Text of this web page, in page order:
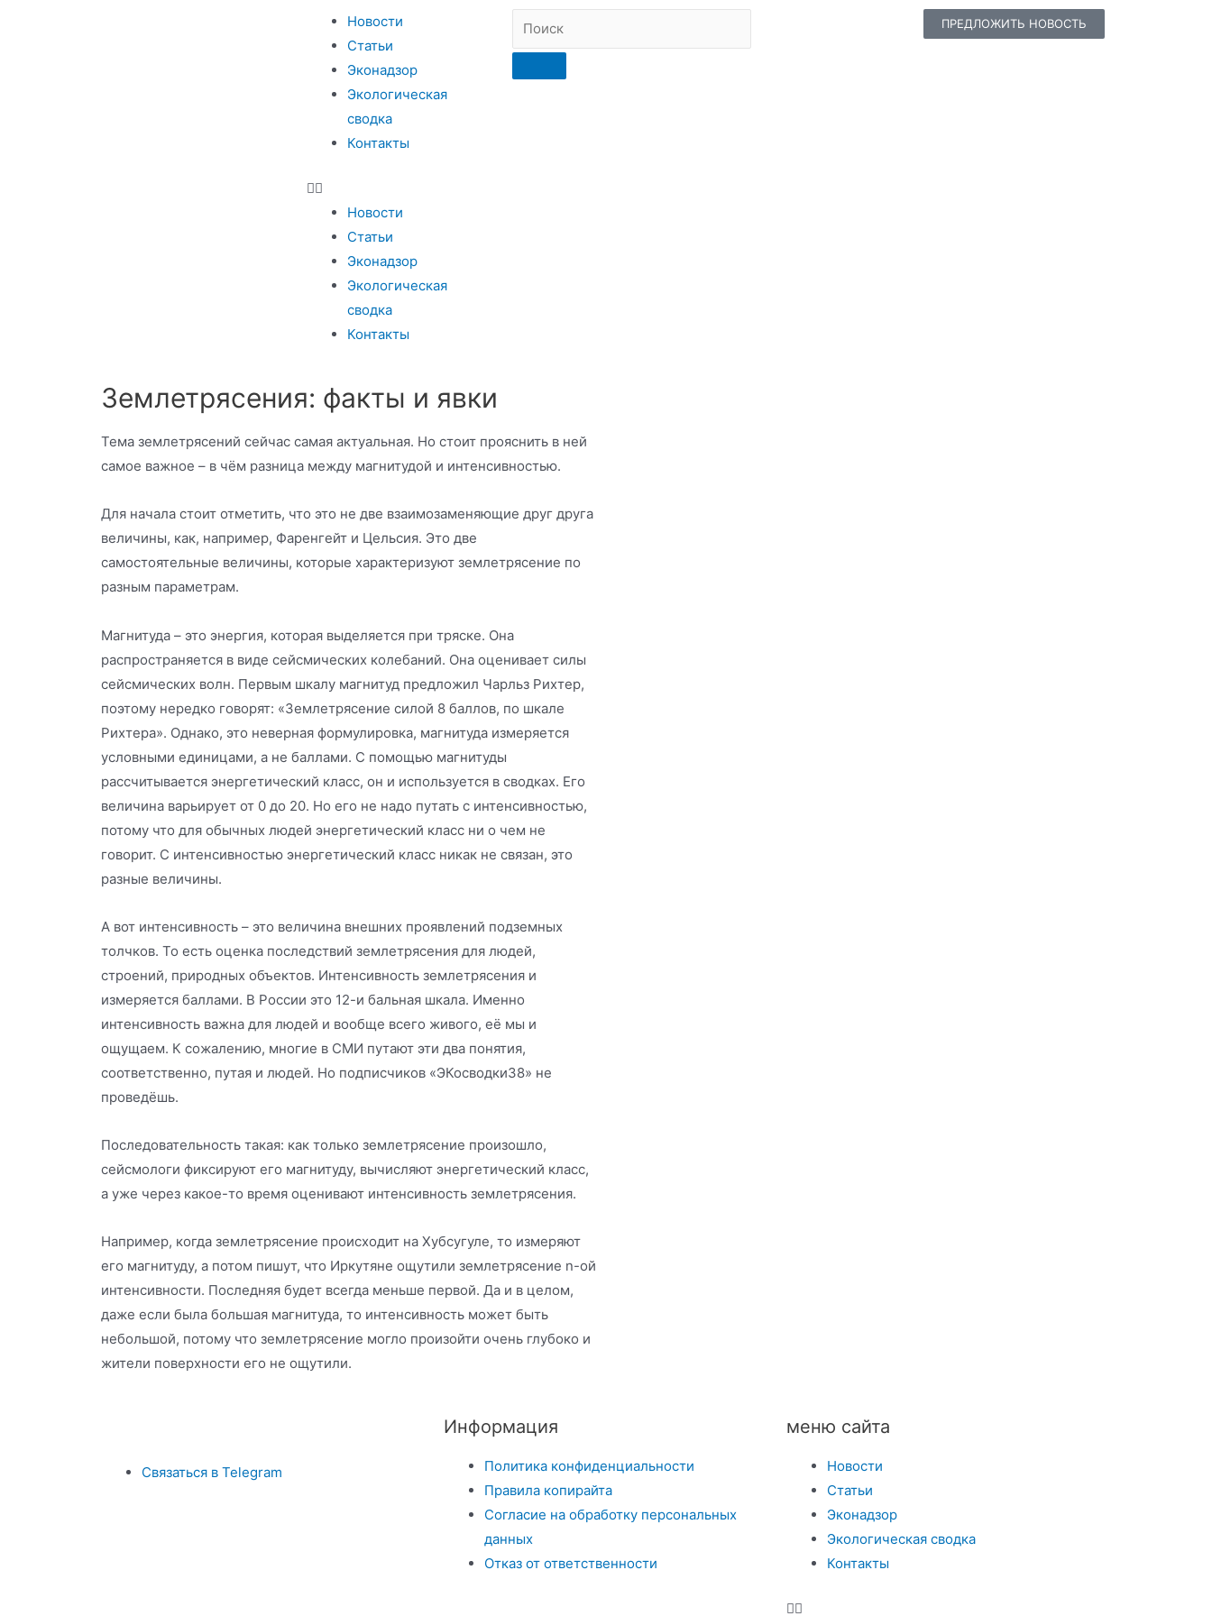
Новости
Статьи
Эконадзор
Экологическая
сводка
Контакты
Новости
Статьи
Эконадзор
Экологическая
сводка
Контакты
ПРЕДЛОЖИТЬ НОВОСТЬ
Землетрясения: факты и явки
Тема землетрясений сейчас самая актуальная. Но стоит прояснить в ней
самое важное – в чём разница между магнитудой и интенсивностью.
Для начала стоит отметить, что это не две взаимозаменяющие друг друга
величины, как, например, Фаренгейт и Цельсия. Это две
самостоятельные величины, которые характеризуют землетрясение по
разным параметрам.
Магнитуда – это энергия, которая выделяется при тряске. Она
распространяется в виде сейсмических колебаний. Она оценивает силы
сейсмических волн. Первым шкалу магнитуд предложил Чарльз Рихтер,
поэтому нередко говорят: «Землетрясение силой 8 баллов, по шкале
Рихтера». Однако, это неверная формулировка, магнитуда измеряется
условными единицами, а не баллами. С помощью магнитуды
рассчитывается энергетический класс, он и используется в сводках. Его
величина варьирует от 0 до 20. Но его не надо путать с интенсивностью,
потому что для обычных людей энергетический класс ни о чем не
говорит. С интенсивностью энергетический класс никак не связан, это
разные величины.
А вот интенсивность – это величина внешних проявлений подземных
толчков. То есть оценка последствий землетрясения для людей,
строений, природных объектов. Интенсивность землетрясения и
измеряется баллами. В России это 12-и бальная шкала. Именно
интенсивность важна для людей и вообще всего живого, её мы и
ощущаем. К сожалению, многие в СМИ путают эти два понятия,
соответственно, путая и людей. Но подписчиков «ЭКосводки38» не
проведёшь.
Последовательность такая: как только землетрясение произошло,
сейсмологи фиксируют его магнитуду, вычисляют энергетический класс,
а уже через какое-то время оценивают интенсивность землетрясения.
Например, когда землетрясение происходит на Хубсугуле, то измеряют
его магнитуду, а потом пишут, что Иркутяне ощутили землетрясение n-ой
интенсивности. Последняя будет всегда меньше первой. Да и в целом,
даже если была большая магнитуда, то интенсивность может быть
небольшой, потому что землетрясение могло произойти очень глубоко и
жители поверхности его не ощутили.
Связаться в Telegram
Информация
Политика конфиденциальности
Правила копирайта
Согласие на обработку персональных
данных
Отказ от ответственности
меню сайта
Новости
Статьи
Эконадзор
Экологическая сводка
Контакты